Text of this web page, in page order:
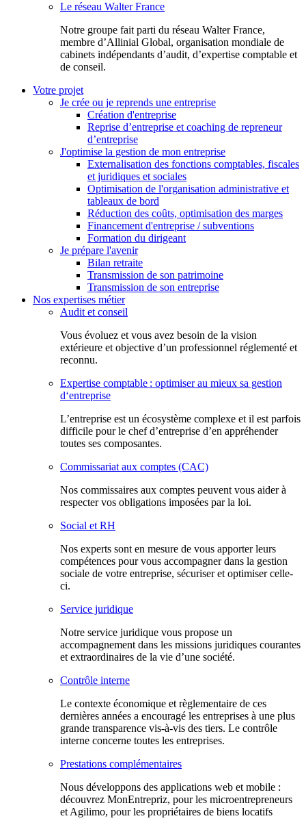
Le réseau Walter France
Notr​e groupe fait parti du réseau Walter France,
membre d’Allinial Global, organisation mondiale de
cabinets indépendants d’audit, d’expertise comptable et
de conseil.
Votre projet
Je crée ou je reprends une entreprise
Création d'entreprise
Reprise d’entreprise et coaching de repreneur
d’entreprise
J'optimise la gestion de mon entreprise
Externalisation des fonctions comptables, fiscales
et juridiques et sociales
Optimisation de l'organisation administrative et
tableaux de bord
Réduction des coûts, optimisation des marges
Financement d'entreprise / subventions
Formation du dirigeant
Je prépare l'avenir
Bilan retraite
Transmission de son patrimoine
Transmission de son entreprise
Nos expertises métier
Audit et conseil
Vous évoluez et vous avez besoin de la vision
extérieure et objective d’un professionnel réglementé et
reconnu.
Expertise comptable : optimiser au mieux sa gestion
d‘entreprise
L’entreprise est un écosystème complexe et il est parfois
difficile pour le chef d’entreprise d’en appréhender
toutes ses composantes.
Commissariat aux comptes (CAC)
Nos commissaires aux comptes peuvent vous aider à
respecter vos obligations imposées par la loi.
Social et RH
Nos experts sont en mesure de vous apporter leurs
compétences pour vous accompagner dans la gestion
sociale de votre entreprise, sécuriser et optimiser celle-
ci.
Service juridique
Notre service juridique vous propose un
accompagnement dans les missions juridiques courantes
et extraordinaires de la vie d’une société.
Contrôle interne
Le contexte économique et règlementaire de ces
dernières années a encouragé les entreprises à une plus
grande transparence vis-à-vis des tiers. Le contrôle
interne concerne toutes les entreprises.
Prestations complémentaires
Nous développons des applications web et mobile :
découvrez MonEntrepriz, pour les microentrepreneurs
et Agilimo, pour les propriétaires de biens locatifs